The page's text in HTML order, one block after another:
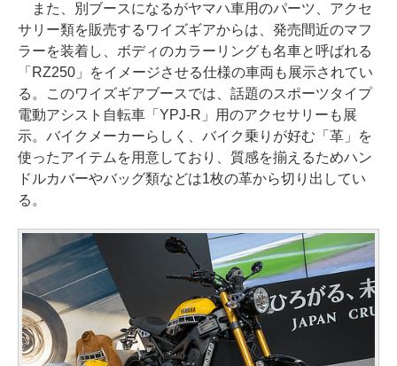
また、別ブースになるがヤマハ車用のパーツ、アクセ
サリー類を販売するワイズギアからは、発売間近のマフ
ラーを装着し、ボディのカラーリングも名車と呼ばれる
「RZ250」をイメージさせる仕様の車両も展示されてい
る。このワイズギアブースでは、話題のスポーツタイプ
電動アシスト自転車「YPJ-R」用のアクセサリーも展
示。バイクメーカーらしく、バイク乗りが好む「革」を
使ったアイテムを用意しており、質感を揃えるためハン
ドルカバーやバッグ類などは1枚の革から切り出してい
る。